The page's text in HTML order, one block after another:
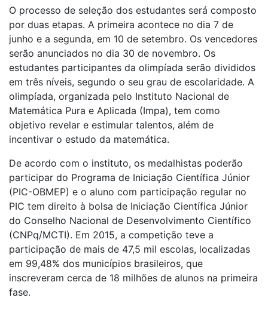
O processo de seleção dos estudantes será composto
por duas etapas. A primeira acontece no dia 7 de
junho e a segunda, em 10 de setembro. Os vencedores
serão anunciados no dia 30 de novembro. Os
estudantes participantes da olimpíada serão divididos
em três níveis, segundo o seu grau de escolaridade. A
olimpíada, organizada pelo Instituto Nacional de
Matemática Pura e Aplicada (Impa), tem como
objetivo revelar e estimular talentos, além de
incentivar o estudo da matemática.
De acordo com o instituto, os medalhistas poderão
participar do Programa de Iniciação Científica Júnior
(PIC-OBMEP) e o aluno com participação regular no
PIC tem direito à bolsa de Iniciação Científica Júnior
do Conselho Nacional de Desenvolvimento Científico
(CNPq/MCTI). Em 2015, a competição teve a
participação de mais de 47,5 mil escolas, localizadas
em 99,48% dos municípios brasileiros, que
inscreveram cerca de 18 milhões de alunos na primeira
fase.